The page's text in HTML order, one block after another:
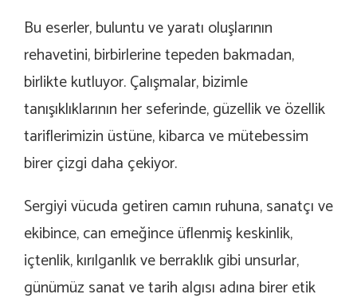
Bu eserler, buluntu ve yaratı oluşlarının
rehavetini, birbirlerine tepeden bakmadan,
birlikte kutluyor. Çalışmalar, bizimle
tanışıklıklarının her seferinde, güzellik ve özellik
tariflerimizin üstüne, kibarca ve mütebessim
birer çizgi daha çekiyor.
Sergiyi vücuda getiren camın ruhuna, sanatçı ve
ekibince, can emeğince üflenmiş keskinlik,
içtenlik, kırılganlık ve berraklık gibi unsurlar,
günümüz sanat ve tarih algısı adına birer etik